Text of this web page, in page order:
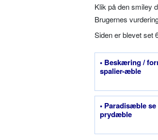
Klik på den smiley
Brugernes
Siden er blevet set
• Beskæring /
spalier-æble
• Paradisæble se
prydæble